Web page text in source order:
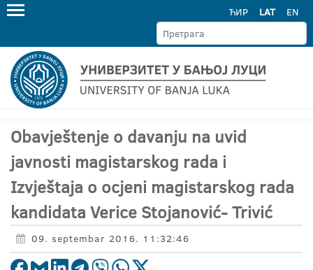
ЋИР LAT EN
Obavještenje o davanju na uvid
javnosti magistarskog rada i
Izvještaja o ocjeni magistarskog rada
kandidata Verice Stojanović- Trivić
09. septembar 2016. 11:32:46